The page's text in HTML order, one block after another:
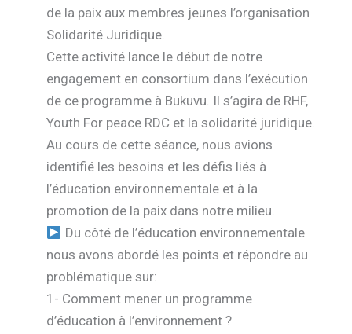
de la paix aux membres jeunes l’organisation
Solidarité Juridique.
Cette activité lance le début de notre
engagement en consortium dans l’exécution
de ce programme à Bukuvu. Il s’agira de RHF,
Youth For peace RDC et la solidarité juridique.
Au cours de cette séance, nous avions
identifié les besoins et les défis liés à
l’éducation environnementale et à la
promotion de la paix dans notre milieu.
Du côté de l’éducation environnementale
nous avons abordé les points et répondre au
problématique sur:
1- Comment mener un programme
d’éducation à l’environnement ?